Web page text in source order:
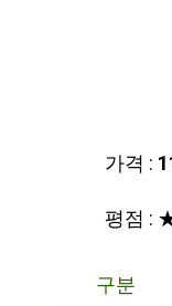
가격 :
평점 :
구분